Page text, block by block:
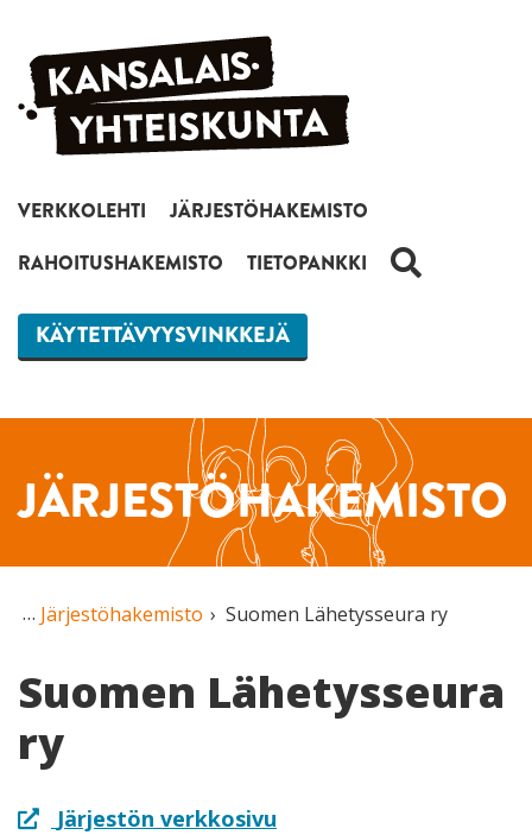
Siirry sisältöön
VERKKOLEHTI
JÄRJESTÖHAKEMISTO
RAHOITUSHAKEMISTO
TIETOPANKKI HAKU
KÄYTETTÄVYYSVINKKEJÄ
JÄRJESTÖHAKEMISTO
Järjestöhakemisto Suomen Lähetysseura ry
Suomen Lähetysseura
ry
Järjestön verkkosivu